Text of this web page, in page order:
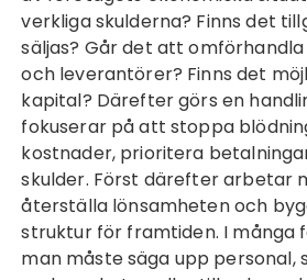
verkliga skulderna? Finns det
säljas? Går det att
och leverantörer? Finns det
kapital? Därefter görs en
fokuserar på att stoppa
kostnader, prioritera
skulder. Först därefter arbetar
återställa lönsamheten och
struktur för framtiden. I många
man måste säga upp personal,